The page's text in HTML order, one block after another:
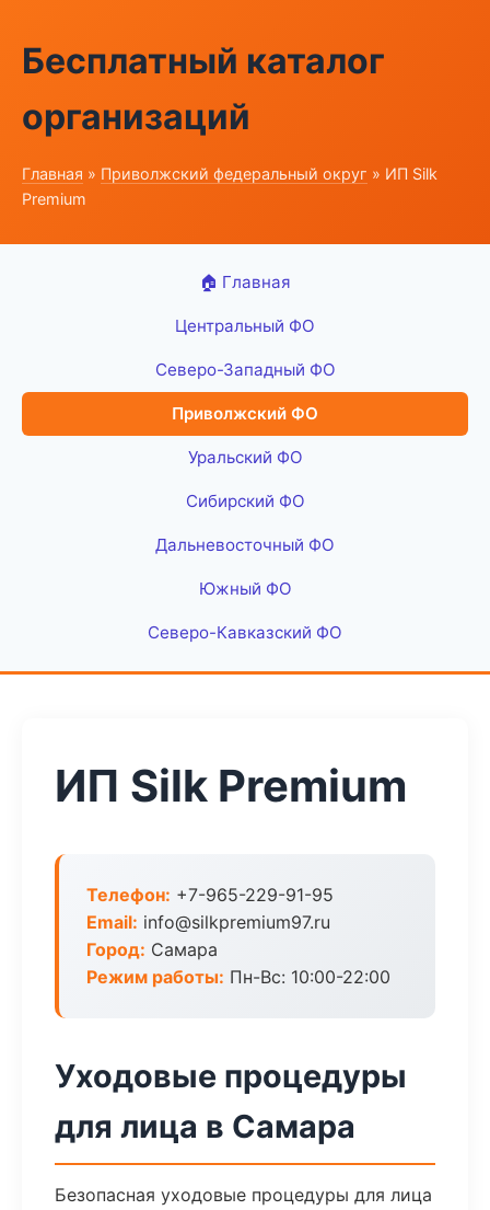
Бесплатный каталог
организаций
Главная » Приволжский федеральный округ » ИП Silk
Premium
🏠 Главная
Центральный ФО
Северо-Западный ФО
Приволжский ФО
Уральский ФО
Сибирский ФО
Дальневосточный ФО
Южный ФО
Северо-Кавказский ФО
ИП Silk Premium
Телефон: +7-965-229-91-95
Email: info@silkpremium97.ru
Город: Самара
Режим работы: Пн-Вс: 10:00-22:00
Уходовые процедуры
для лица в Самара
Безопасная уходовые процедуры для лица